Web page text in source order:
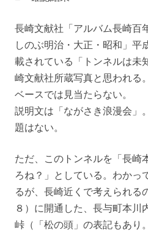
長崎文献社「アルバム長崎
しのぶ明治・大正・昭和」平
載されている「トンネルは未
崎文献社所蔵写真と思われる
ベースでは見当たらない。
説明文は「ながさき浪漫会」
題はない。
ただ、このトンネルを「長崎
ろね？」としている。わかっ
るが、長崎近くで考えられる
８）に開通した、長与町本川
峠（「松の頭」の表記もあり